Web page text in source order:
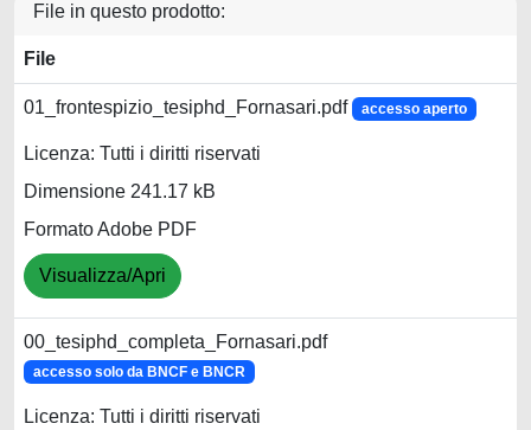
File in questo prodotto:
File
01_frontespizio_tesiphd_Fornasari.pdf accesso aperto
Licenza: Tutti i diritti riservati
Dimensione 241.17 kB
Formato Adobe PDF
Visualizza/Apri
00_tesiphd_completa_Fornasari.pdf
accesso solo da BNCF e BNCR
Licenza: Tutti i diritti riservati